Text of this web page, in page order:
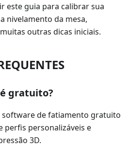
este guia para calibrar sua
nivelamento da mesa,
outras dicas iniciais.
gratuito?
software de fatiamento gratuito
perfis personalizáveis e
3D.